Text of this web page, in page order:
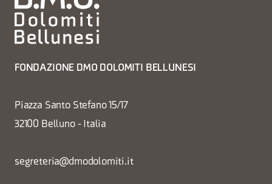
FONDAZIONE DMO DOLOMITI BELLUNESI
Piazza Santo Stefano 15/17
32100 Belluno - Italia
segreteria@dmodolomiti.it